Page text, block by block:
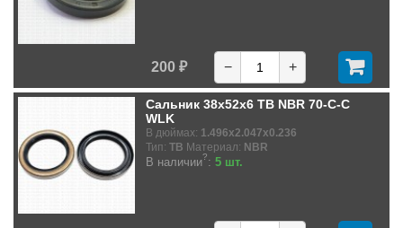
200 ₽ − +
Сальник 38x52x6 TB NBR 70-C-C
WLK
В дюймах: 1.496x2.047x0.236
Тип: TB Материал: NBR
В наличии?: 5 шт.